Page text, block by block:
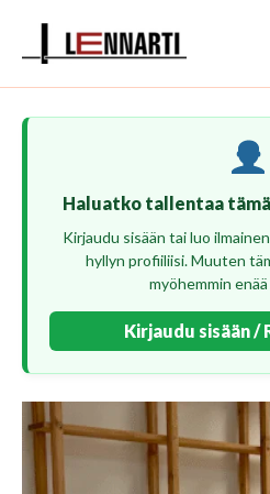
Haluatko tallentaa
Kirjaudu sisään tai luo
hyllyn profiiliisi. Muuten
myöhemmin
Kirjaudu sisään /